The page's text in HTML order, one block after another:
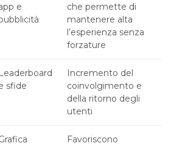
e
che permette di
mantenere alta
l’esperienza senza
forzature
Leaderboard
sfide
Incremento del
coinvolgimento e
della ritorno degli
utenti
Favoriscono